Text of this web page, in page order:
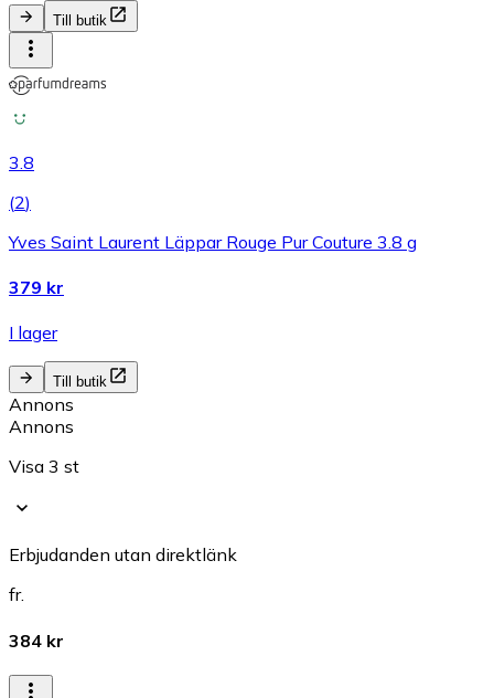
Till butik
3.8
(2)
Yves Saint Laurent Läppar Rouge Pur Couture 3.8 g
379 kr
I lager
Till butik
Annons
Annons
Visa 3 st
Erbjudanden utan direktlänk
fr.
384 kr